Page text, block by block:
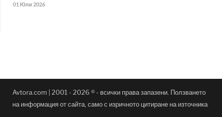
01 Юли 2026
Avtora.com | 2001 - 2026 ® - всички права запазени. Ползването
на информация от сайта, само с изричното цитиране на източника